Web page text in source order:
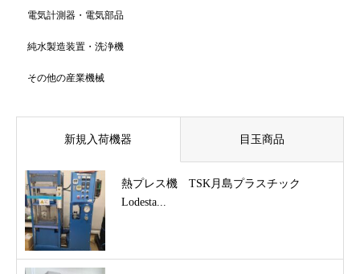
電気計測器・電気部品
純水製造装置・洗浄機
その他の産業機械
新規入荷機器 目玉商品
熱プレス機 TSK月島プラスチック
Lodesta...